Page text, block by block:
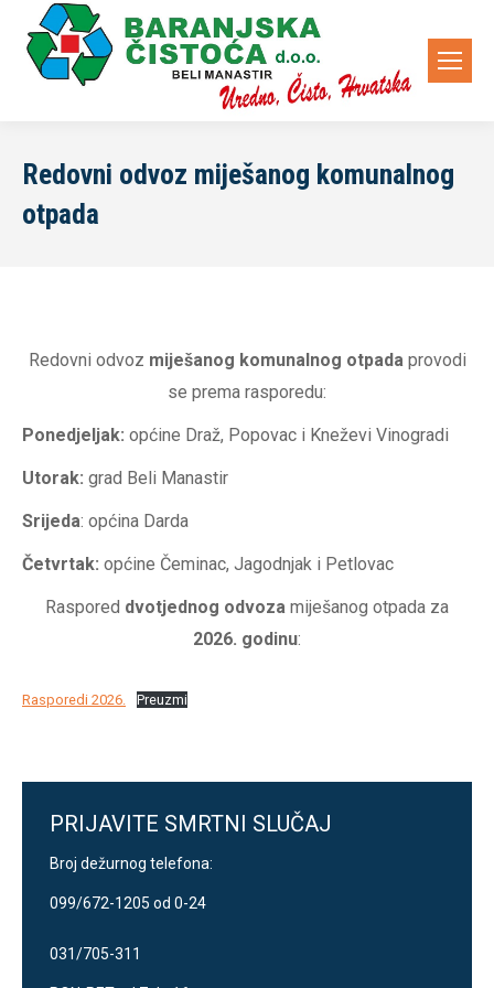
Redovni odvoz miješanog komunalnog
otpada
Redovni odvoz miješanog komunalnog otpada provodi
se prema rasporedu:
Ponedjeljak: općine Draž, Popovac i Kneževi Vinogradi
Utorak: grad Beli Manastir
Srijeda: općina Darda
Četvrtak: općine Čeminac, Jagodnjak i Petlovac
Raspored dvotjednog odvoza miješanog otpada za
2026. godinu:
Rasporedi 2026. Preuzmi
PRIJAVITE SMRTNI SLUČAJ
Broj dežurnog telefona:
099/672-1205 od 0-24
031/705-311